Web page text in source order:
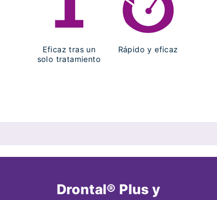
Eficaz tras un
solo tratamiento
Rápido y eficaz
Drontal® Plus y